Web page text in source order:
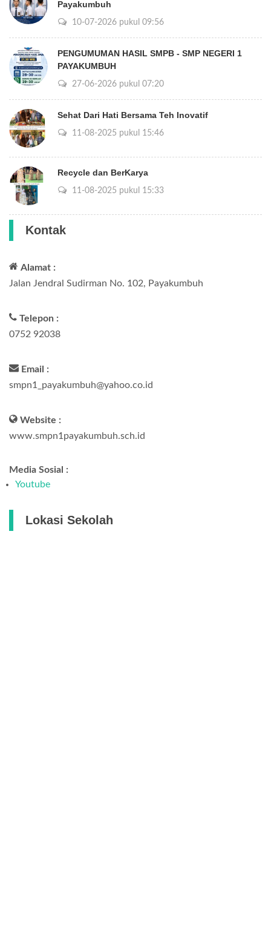
Payakumbuh
10-07-2026 pukul 09:56
PENGUMUMAN HASIL SMPB - SMP NEGERI 1
PAYAKUMBUH
27-06-2026 pukul 07:20
Sehat Dari Hati Bersama Teh Inovatif
11-08-2025 pukul 15:46
Recycle dan BerKarya
11-08-2025 pukul 15:33
Kontak
Alamat :
Jalan Jendral Sudirman No. 102, Payakumbuh
Telepon :
0752 92038
Email :
smpn1_payakumbuh@yahoo.co.id
Website :
www.smpn1payakumbuh.sch.id
Media Sosial :
Youtube
Lokasi Sekolah